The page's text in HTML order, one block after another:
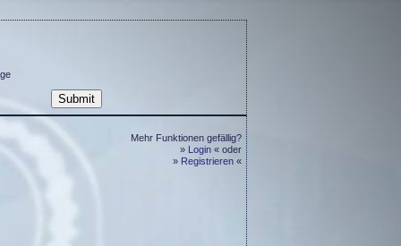
Mehr Funktionen gefällig?
» Login « oder
» Registrieren «